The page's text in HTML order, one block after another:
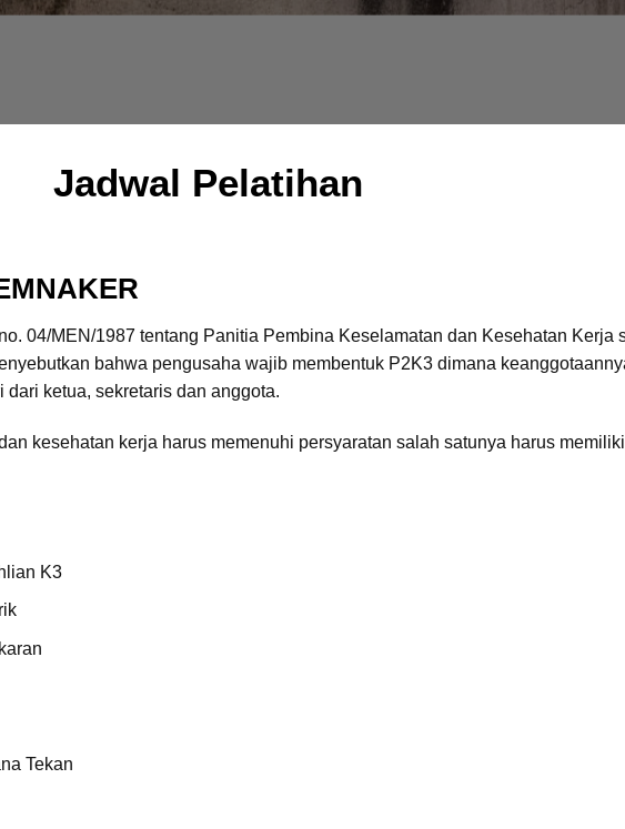
Jadwal Pelatihan
04/MEN/1987 tentang Panitia Pembina Keselamatan dan Kesehatan Kerja
bahwa pengusaha wajib membentuk P2K3 dimana
ketua, sekretaris dan anggota.
kesehatan kerja harus memenuhi persyaratan salah satunya harus
K3
Tekan